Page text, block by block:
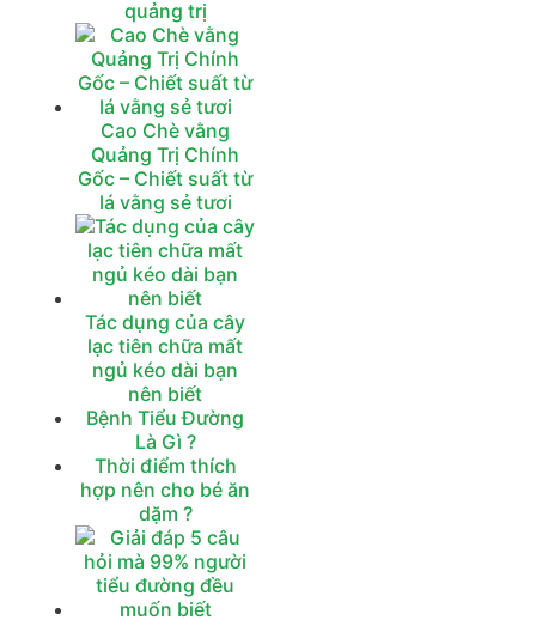
quảng trị
Cao Chè vằng
Quảng Trị Chính
Gốc – Chiết suất từ
lá vằng sẻ tươi
Tác dụng của cây
lạc tiên chữa mất
ngủ kéo dài bạn
nên biết
Bệnh Tiểu Đường
Là Gì ?
Thời điểm thích
hợp nên cho bé ăn
dặm ?